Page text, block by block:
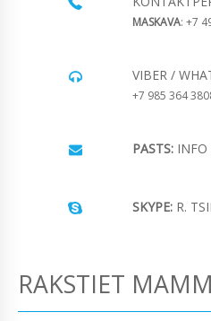
MASKAVA: +7
VIBER /
+7 985 364
PASTS: INFO
SKYPE: R.
RAKSTIET